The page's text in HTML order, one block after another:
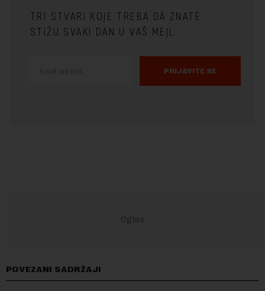
TRI STVARI KOJE TREBA DA ZNATE
STIŽU SVAKI DAN U VAŠ MEJL.
PRIJAVITE SE
POVEZANI SADRŽAJI